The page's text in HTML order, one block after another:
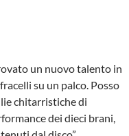
un nuovo talento in
su un palco. Posso
chitarristiche di
dei dieci brani,